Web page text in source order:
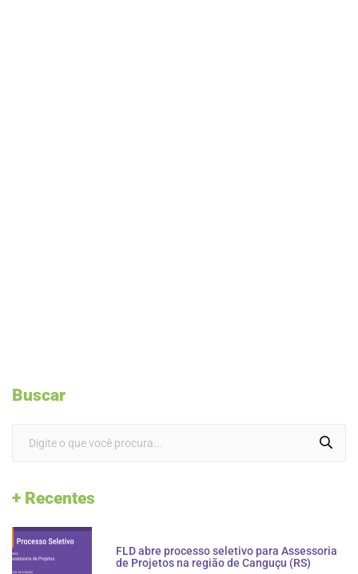
Buscar
+ Recentes
FLD abre processo seletivo para Assessoria
de Projetos na região de Canguçu (RS)